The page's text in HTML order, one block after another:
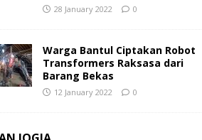
28 January 2022 0
Warga Bantul Ciptakan Robot
Transformers Raksasa dari
Barang Bekas
12 January 2022 0